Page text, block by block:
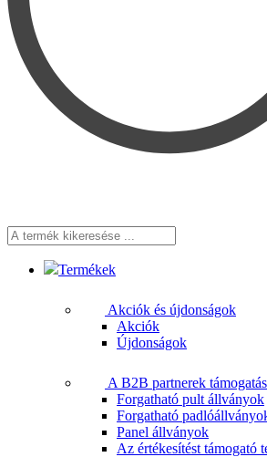
A
termék
kikereséseTermékek
Akciók és újdonságok
Akciók
Újdonságok
A B2B partnerek
Forgatható pult állványok
Forgatható
Panel állványok
Az értékesítést támogató